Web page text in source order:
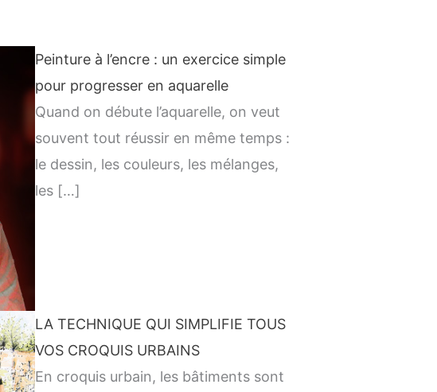
Peinture à l’encre : un exercice simple
pour progresser en aquarelle
Quand on débute l’aquarelle, on veut
souvent tout réussir en même temps :
le dessin, les couleurs, les mélanges,
les […]
LA TECHNIQUE QUI SIMPLIFIE TOUS
VOS CROQUIS URBAINS
En croquis urbain, les bâtiments sont